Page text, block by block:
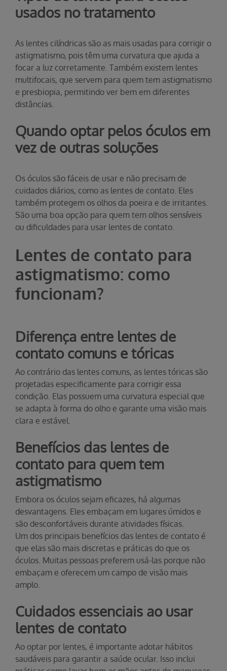
usados no tratamento
As lentes cilíndricas são as mais usadas para corrigir o
astigmatismo, pois têm uma curvatura que ajuda a
focar a luz corretamente. Também existem lentes
multifocais, que servem para quem tem astigmatismo
e presbiopia, permitindo ver bem em diferentes
distâncias.
Quando optar pelos óculos em
vez de outras soluções
Os óculos são fáceis de usar e não precisam de
cuidados diários, como as lentes de contato. Eles
também protegem os olhos da poeira e de irritantes.
São uma boa opção para quem tem olhos sensíveis
ou dificuldades para usar lentes de contato.
Lentes de contato para
astigmatismo: como
funcionam?
Diferença entre lentes de
contato comuns e tóricas
Ao contrário das lentes comuns, as lentes tóricas são
projetadas especificamente para corrigir essa
condição. Elas possuem uma curvatura especial que
se adapta à forma do olho e garante uma visão mais
clara e estável.
Benefícios das lentes de
contato para quem tem
astigmatismo
Embora os óculos sejam eficazes, há algumas
desvantagens. Eles embaçam em lugares úmidos e
são desconfortáveis durante atividades físicas.
Um dos principais benefícios das lentes de contato é
que elas são mais discretas e práticas do que os
óculos. Muitas pessoas preferem usá-las porque não
embaçam e oferecem um campo de visão mais
amplo.
Cuidados essenciais ao usar
lentes de contato
Ao optar por lentes, é importante adotar hábitos
saudáveis para garantir a saúde ocular. Isso inclui